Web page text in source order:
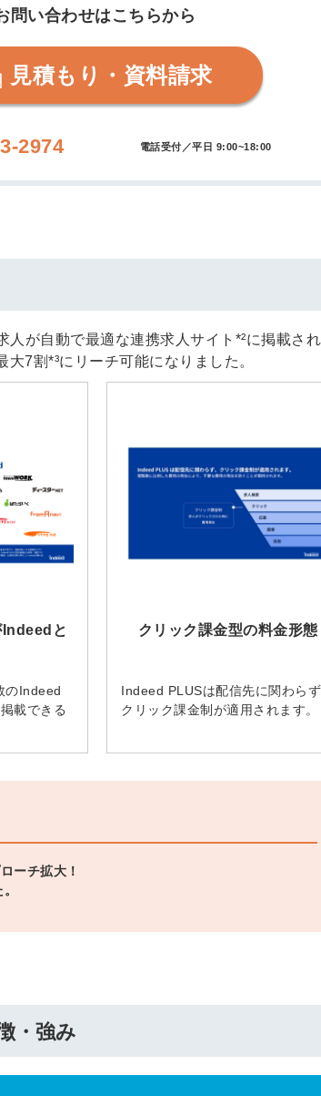
問い合わせはこちらから
見積もり・資料請求
2974 電話受付／平日 9:00~18:00
が自動で最適な連携求人サイト*²に掲載さ
7割*³にリーチ可能になりました。
Indeedと
のIndeed
載できる
クリック課金型の料金形態
Indeed PLUSは配信先に関わら
クリック課金制が適用されます。
ーチ拡大！
・強み
料
登録
アドレス
IDとなり
録
す
をともに
頼れる
「採用パ
ー」
みんなの採用部
決、新しい採
などを取材し
たインタビュ